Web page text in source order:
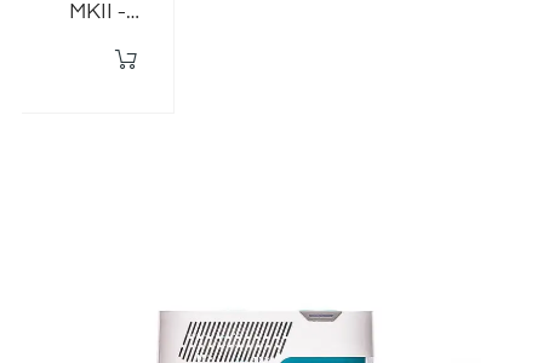
MKII -
cărbune